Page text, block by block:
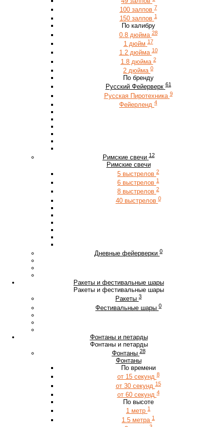
100 залпов 7
150 залпов 1
По калибру
0.8 дюйма 28
1 дюйм 17
1.2 дюйма 10
1.8 дюйма 2
2 дюйма 0
По бренду
Русский Фейерверк 61
Русская Пиротехника 9
Фейерленд 4
Римские свечи 12
Римские свечи
5 выстрелов 2
6 выстрелов 1
8 выстрелов 2
40 выстрелов 0
Дневные фейерверки 0
Ракеты и фестивальные шары
Ракеты и фестивальные шары
Ракеты 3
Фестивальные шары 0
Фонтаны и петарды
Фонтаны и петарды
Фонтаны 28
Фонтаны
По времени
от 15 секунд 8
от 30 секунд 15
от 60 секунд 4
По высоте
1 метр 1
1.5 метра 1